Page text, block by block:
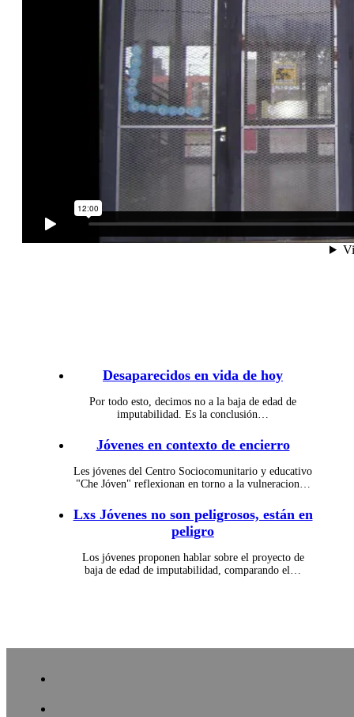
Desaparecidos en vida de hoy
Por todo esto, decimos no a la baja de edad de
imputabilidad. Es la conclusión…
Jóvenes en contexto de encierro
Les jóvenes del Centro Sociocomunitario y educativo
"Che Jóven" reflexionan en torno a la vulneracion…
Lxs Jóvenes no son peligrosos, están en
peligro
Los jóvenes proponen hablar sobre el proyecto de
baja de edad de imputabilidad, comparando el…